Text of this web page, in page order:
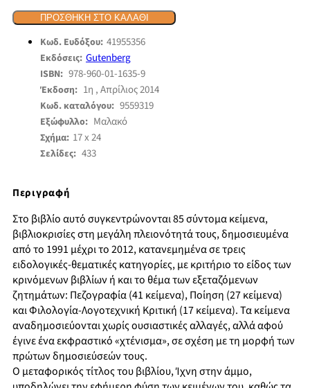
ΠΡΟΣΘΉΚΗ ΣΤΟ ΚΑΛΆΘΙ
Κωδ. Ευδόξου: 41955356
Εκδόσεις: Gutenberg
ISBN: 978-960-01-1635-9
Έκδοση: 1η , Απρίλιος 2014
Κωδ. καταλόγου: 9559319
Εξώφυλλο: Μαλακό
Σχήμα: 17 x 24
Σελίδες: 433
Περιγραφή
Στο βιβλίο αυτό συγκεντρώνονται 85 σύντομα κείμενα,
βιβλιοκρισίες στη μεγάλη πλειονότητά τους, δημοσιευμένα
από το 1991 μέχρι το 2012, κατανεμημένα σε τρεις
ειδολογικές-θεματικές κατηγορίες, με κριτήριο το είδος των
κρινόμενων βιβλίων ή και το θέμα των εξεταζόμενων
ζητημάτων: Πεζογραφία (41 κείμενα), Ποίηση (27 κείμενα)
και Φιλολογία-Λογοτεχνική Κριτική (17 κείμενα). Τα κείμενα
αναδημοσιεύονται χωρίς ουσιαστικές αλλαγές, αλλά αφού
έγινε ένα εκφραστικό «χτένισμα», σε σχέση με τη μορφή των
πρώτων δημοσιεύσεών τους.
Ο μεταφορικός τίτλος του βιβλίου, Ίχνη στην άμμο,